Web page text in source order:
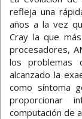
refleja una
años a la vez
Cray la que
procesadores,
los problemas
alcanzado la
como síntoma
proporcionar
computación de